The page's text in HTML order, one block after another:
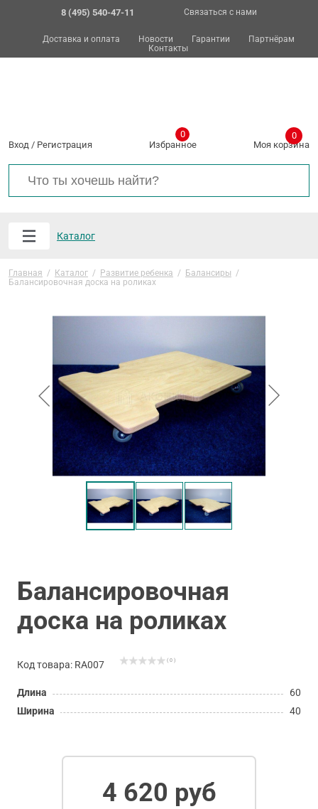
8 (495) 540-47-11 Связаться с нами
Доставка и оплата Новости Гарантии
Партнёрам
Контакты
Вход / Регистрация Избранное
0
Моя корзина
0
Каталог
Главная / Каталог / Развитие ребенка / Балансиры /
Балансировочная доска на роликах
Балансировочная
доска на роликах
Код товара: RA007 ( 0 )
Длина
60
Ширина
40
4 620 руб